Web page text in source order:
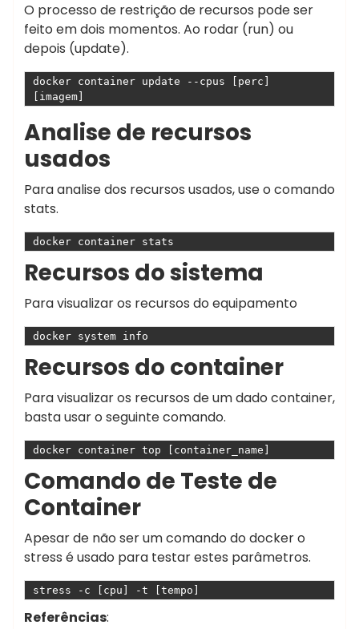
O processo de restrição de recursos pode ser
feito em dois momentos. Ao rodar (run) ou
depois (update).
docker container update --cpus [perc]
[imagem]
Analise de recursos
usados
Para analise dos recursos usados, use o comando
stats.
docker container stats
Recursos do sistema
Para visualizar os recursos do equipamento
docker system info
Recursos do container
Para visualizar os recursos de um dado container,
basta usar o seguinte comando.
docker container top [container_name]
Comando de Teste de
Container
Apesar de não ser um comando do docker o
stress é usado para testar estes parâmetros.
stress -c [cpu] -t [tempo]
Referências: